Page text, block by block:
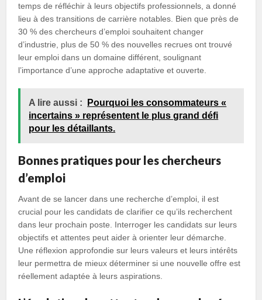
temps de réfléchir à leurs objectifs professionnels, a donné
lieu à des transitions de carrière notables. Bien que près de
30 % des chercheurs d’emploi souhaitent changer
d’industrie, plus de 50 % des nouvelles recrues ont trouvé
leur emploi dans un domaine différent, soulignant
l’importance d’une approche adaptative et ouverte.
A lire aussi :
Pourquoi les consommateurs «
incertains » représentent le plus grand défi
pour les détaillants.
Bonnes pratiques pour les chercheurs
d’emploi
Avant de se lancer dans une recherche d’emploi, il est
crucial pour les candidats de clarifier ce qu’ils recherchent
dans leur prochain poste. Interroger les candidats sur leurs
objectifs et attentes peut aider à orienter leur démarche.
Une réflexion approfondie sur leurs valeurs et leurs intérêts
leur permettra de mieux déterminer si une nouvelle offre est
réellement adaptée à leurs aspirations.